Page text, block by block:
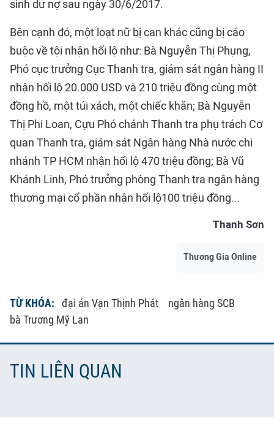
sinh dư nợ sau ngày 30/6/2017.
Bên cạnh đó, một loạt nữ bị can khác cũng bị cáo
buộc về tội nhận hối lộ như: Bà Nguyễn Thị Phụng,
Phó cục trưởng Cục Thanh tra, giám sát ngân hàng II
nhận hối lộ 20.000 USD và 210 triệu đồng cùng một
đồng hồ, một túi xách, một chiếc khăn; Bà Nguyễn
Thị Phi Loan, Cựu Phó chánh Thanh tra phụ trách Cơ
quan Thanh tra, giám sát Ngân hàng Nhà nước chi
nhánh TP HCM nhận hối lộ 470 triệu đồng; Bà Vũ
Khánh Linh, Phó trưởng phòng Thanh tra ngân hàng
thương mại cổ phần nhận hối lộ100 triệu đồng...
Thanh Sơn
Thương Gia Online
TỪ KHÓA: đại án Vạn Thịnh Phát
ngân hàng SCB
bà Trương Mỹ Lan
TIN LIÊN QUAN